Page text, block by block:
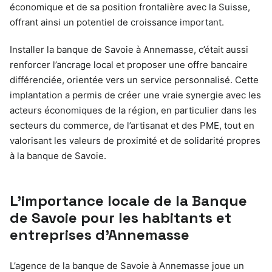
économique et de sa position frontalière avec la Suisse,
offrant ainsi un potentiel de croissance important.
Installer la banque de Savoie à Annemasse, c’était aussi
renforcer l’ancrage local et proposer une offre bancaire
différenciée, orientée vers un service personnalisé. Cette
implantation a permis de créer une vraie synergie avec les
acteurs économiques de la région, en particulier dans les
secteurs du commerce, de l’artisanat et des PME, tout en
valorisant les valeurs de proximité et de solidarité propres
à la banque de Savoie.
L’importance locale de la Banque
de Savoie pour les habitants et
entreprises d’Annemasse
L’agence de la banque de Savoie à Annemasse joue un